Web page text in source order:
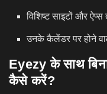
विशिष्ट साइटों और
उनके कैलेंडर पर होने
Eyezy के साथ
कैसे करें?